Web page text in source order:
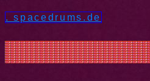
. spacedrums.de